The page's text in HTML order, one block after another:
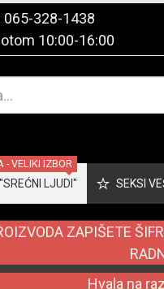
065-328-1438
10:00-16:00
LJUDI"
- VELIKI IZBOR
SEKSI
ZAPIŠETE
Hvala na